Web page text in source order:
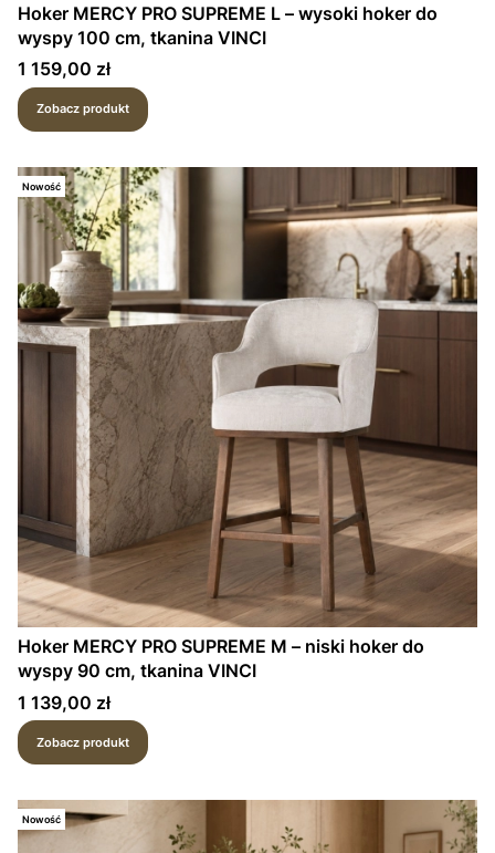
Hoker MERCY PRO SUPREME L – wysoki hoker do
wyspy 100 cm, tkanina VINCI
Cena
1 159,00 zł
Zobacz produkt
Nowość
Hoker MERCY PRO SUPREME M – niski hoker do
wyspy 90 cm, tkanina VINCI
Cena
1 139,00 zł
Zobacz produkt
Nowość